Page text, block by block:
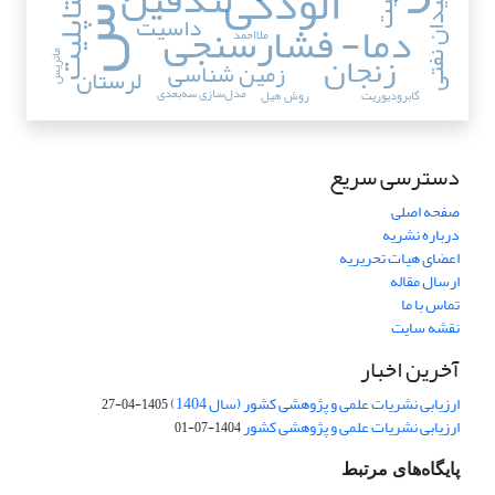
دما- فشارسنجی
متاپلیت زنجان میدان نفتی زمین شناسی
داسیت
لرستان مدل‌سازی سه‌بعدی گابرودیوریت
ماتریس
ملا‌احمد
روش هیل
دسترسی سریع
صفحه اصلی
درباره نشریه
اعضای هیات تحریریه
ارسال مقاله
تماس با ما
نقشه سایت
آخرین اخبار
ارزیابی نشریات علمی و پژوهشی کشور (سال 1404) 1405-04-27
ارزیابی نشریات علمی و پژوهشی کشور1404-07-01
پایگاه‌های مرتبط